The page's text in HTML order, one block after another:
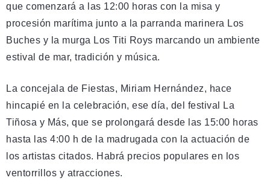
que comenzará a las 12:00 horas con la misa y
procesión marítima junto a la parranda marinera Los
Buches y la murga Los Titi Roys marcando un ambiente
estival de mar, tradición y música.
La concejala de Fiestas, Miriam Hernández, hace
hincapié en la celebración, ese día, del festival La
Tiñosa y Más, que se prolongará desde las 15:00 horas
hasta las 4:00 h de la madrugada con la actuación de
los artistas citados. Habrá precios populares en los
ventorrillos y atracciones.